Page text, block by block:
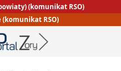
(komunikat RSO)
(komunikat RSO)